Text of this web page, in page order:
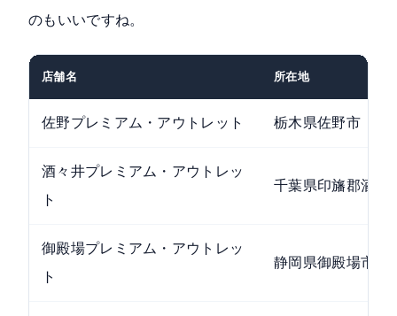
のもいいですね。
店舗名 所在地
佐野プレミアム・アウトレット 栃木県佐野市
酒々井プレミアム・アウトレッ
ト
千葉県印旛郡酒々
御殿場プレミアム・アウトレッ
ト
静岡県御殿場市